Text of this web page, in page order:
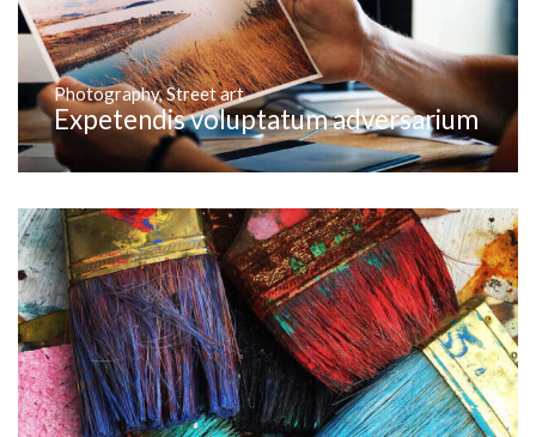
Photography,Street art
Expetendis voluptatum adversarium